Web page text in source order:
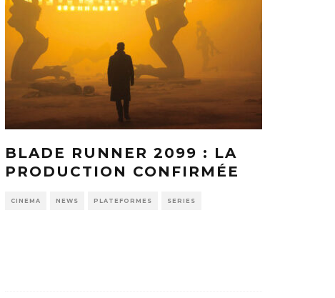
BLADE RUNNER 2099 : LA
PRODUCTION CONFIRMÉE
CINEMA NEWS PLATEFORMES SERIES